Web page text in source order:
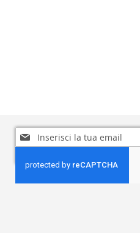
Iscriviti
alla
Newsletter: